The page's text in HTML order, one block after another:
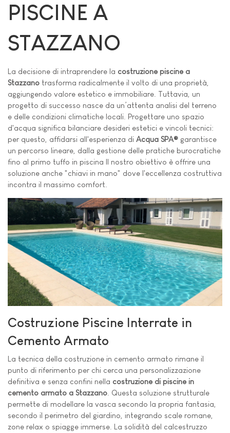
PISCINE A
STAZZANO
La decisione di intraprendere la costruzione piscine a
Stazzano trasforma radicalmente il volto di una proprietà,
aggiungendo valore estetico e immobiliare. Tuttavia, un
progetto di successo nasce da un’attenta analisi del terreno
e delle condizioni climatiche locali. Progettare uno spazio
d'acqua significa bilanciare desideri estetici e vincoli tecnici:
per questo, affidarsi all'esperienza di Acqua SPA® garantisce
un percorso lineare, dalla gestione delle pratiche burocratiche
fino al primo tuffo in piscina Il nostro obiettivo è offrire una
soluzione anche "chiavi in mano" dove l'eccellenza costruttiva
incontra il massimo comfort.
Costruzione Piscine Interrate in
Cemento Armato
La tecnica della costruzione in cemento armato rimane il
punto di riferimento per chi cerca una personalizzazione
definitiva e senza confini nella costruzione di piscine in
cemento armato a Stazzano. Questa soluzione strutturale
permette di modellare la vasca secondo la propria fantasia,
secondo il perimetro del giardino, integrando scale romane,
zone relax o spiagge immerse. La solidità del calcestruzzo